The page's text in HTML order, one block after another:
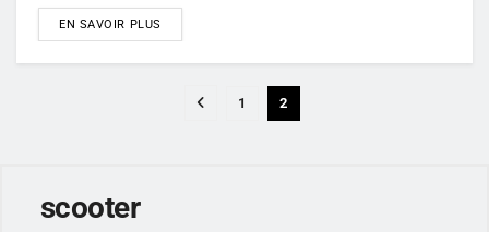
EN SAVOIR PLUS
1 2
scooter